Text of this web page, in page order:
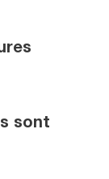
sont